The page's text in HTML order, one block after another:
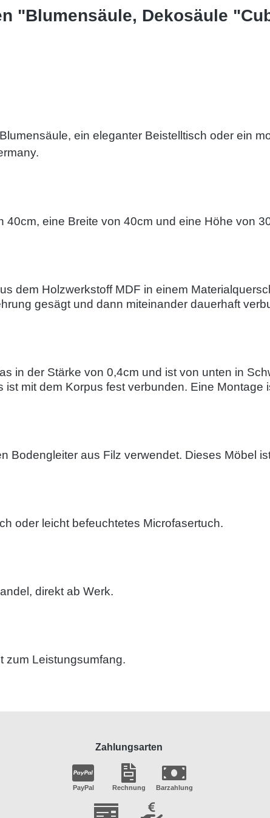
"Blumensäule, Dekosäule
ein eleganter Beistelltisch oder ein
40cm, eine Breite von 40cm und eine Höhe von
dem Holzwerkstoff MDF in einem
gesägt und dann miteinander dauerhaft
in der Stärke von 0,4cm und ist von unten in
mit dem Korpus fest verbunden. Eine Montage
Bodengleiter aus Filz verwendet. Dieses Möbel
oder leicht befeuchtetes Microfasertuch.
direkt ab Werk.
zum Leistungsumfang.
Zahlungsarten
PayPal Rechnung Barzahlung